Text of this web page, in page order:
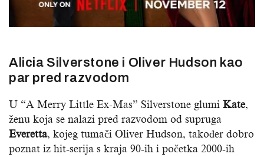
Alicia Silverstone i Oliver Hudson kao
par pred razvodom
U “A Merry Little Ex-Mas” Silverstone glumi Kate,
ženu koja se nalazi pred razvodom od supruga
Everetta, kojeg tumači Oliver Hudson, također dobro
poznat iz hit-serija s kraja 90-ih i početka 2000-ih